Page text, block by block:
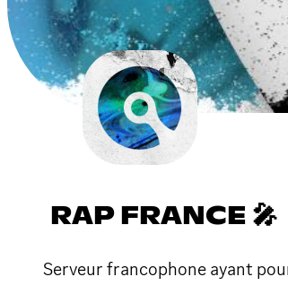
RAP FRANCE 🎤
Serveur francophone ayant